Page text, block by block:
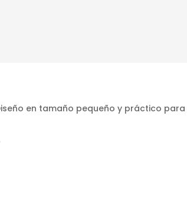
en tamaño pequeño y práctico para